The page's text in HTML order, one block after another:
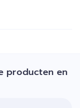
pagina
producten en